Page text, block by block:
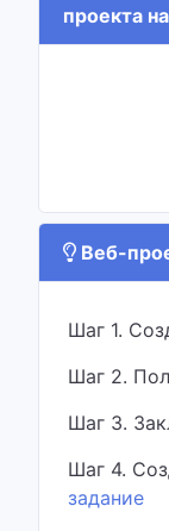
проекта
Веб-
Шаг 1.
Шаг 2.
Шаг 3.
Шаг 4.
задание